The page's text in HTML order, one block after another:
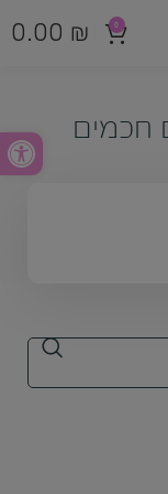
פתח
0
0.00 ₪
חכמים